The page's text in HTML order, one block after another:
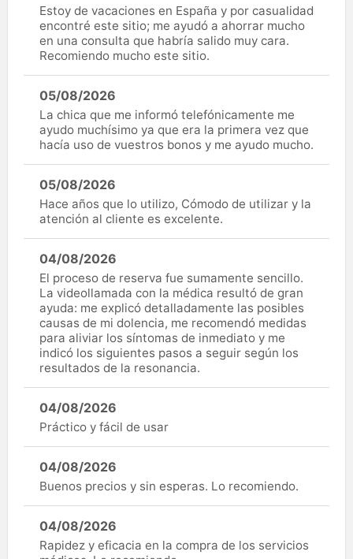
Estoy de vacaciones en España y por casualidad
encontré este sitio; me ayudó a ahorrar mucho
en una consulta que habría salido muy cara.
Recomiendo mucho este sitio.
05/08/2026
La chica que me informó telefónicamente me
ayudo muchísimo ya que era la primera vez que
hacía uso de vuestros bonos y me ayudo mucho.
05/08/2026
Hace años que lo utilizo, Cómodo de utilizar y la
atención al cliente es excelente.
04/08/2026
El proceso de reserva fue sumamente sencillo.
La videollamada con la médica resultó de gran
ayuda: me explicó detalladamente las posibles
causas de mi dolencia, me recomendó medidas
para aliviar los síntomas de inmediato y me
indicó los siguientes pasos a seguir según los
resultados de la resonancia.
04/08/2026
Práctico y fácil de usar
04/08/2026
Buenos precios y sin esperas. Lo recomiendo.
04/08/2026
Rapidez y eficacia en la compra de los servicios